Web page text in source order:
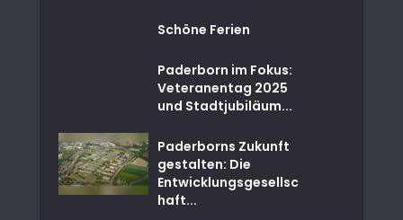
Schöne Ferien
Paderborn im Fokus:
Veteranentag 2025
und Stadtjubiläum...
Paderborns Zukunft
gestalten: Die
Entwicklungsgesellsc
haft...